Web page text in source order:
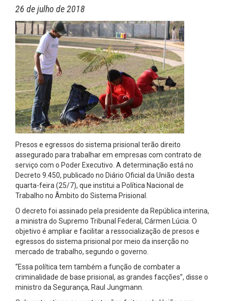
26 de julho de 2018
Presos e egressos do sistema prisional terão direito
assegurado para trabalhar em empresas com contrato de
serviço com o Poder Executivo. A determinação está no
Decreto 9.450, publicado no Diário Oficial da União desta
quarta-feira (25/7), que institui a Política Nacional de
Trabalho no Âmbito do Sistema Prisional.
O decreto foi assinado pela presidente da República interina,
a ministra do Supremo Tribunal Federal, Cármen Lúcia. O
objetivo é ampliar e facilitar a ressocialização de presos e
egressos do sistema prisional por meio da inserção no
mercado de trabalho, segundo o governo.
“Essa política tem também a função de combater a
criminalidade de base prisional, as grandes facções”, disse o
ministro da Segurança, Raul Jungmann.